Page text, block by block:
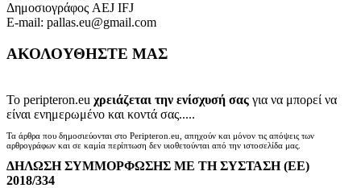
Δημοσιογράφος AEJ ΙFJ
E-mail: pallas.eu@gmail.com
ΑΚΟΛΟΥΘΗΣΤΕ ΜΑΣ
Το peripteron.eu χρειάζεται την ενίσχυσή σας για να μπορεί να
είναι ενημερωμένο και κοντά σας.....
Τα άρθρα που δημοσιεύονται στο Peripteron.eu, απηχούν και μόνον τις απόψεις των
αρθρογράφων και σε καμία περίπτωση δεν υιοθετούνται από την ιστοσελίδα μας.
ΔΗΛΩΣΗ ΣΥΜΜΟΡΦΩΣΗΣ ΜΕ ΤΗ ΣΥΣΤΑΣΗ (ΕΕ)
2018/334